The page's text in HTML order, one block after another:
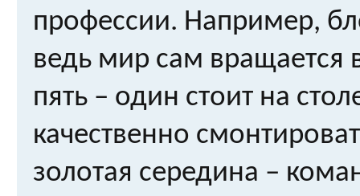
профессии. Например,
ведь мир сам вращается
пять – один стоит на
качественно
золотая середина –